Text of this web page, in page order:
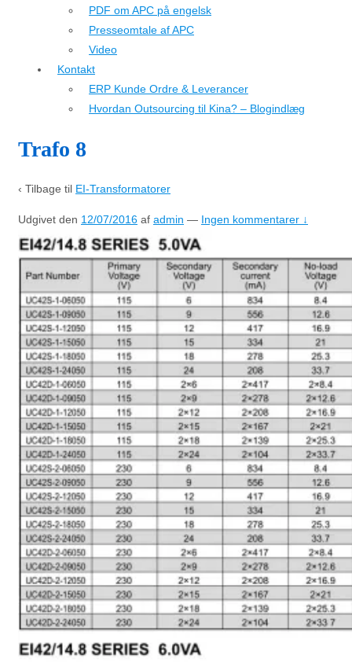
PDF om APC på engelsk
Presseomtale af APC
Video
Kontakt
ERP Kunde Ordre & Leverancer
Hvordan Outsourcing til Kina? – Blogindlæg
Trafo 8
‹ Tilbage til EI-Transformatorer
Udgivet den 12/07/2016 af admin — Ingen kommentarer ↓